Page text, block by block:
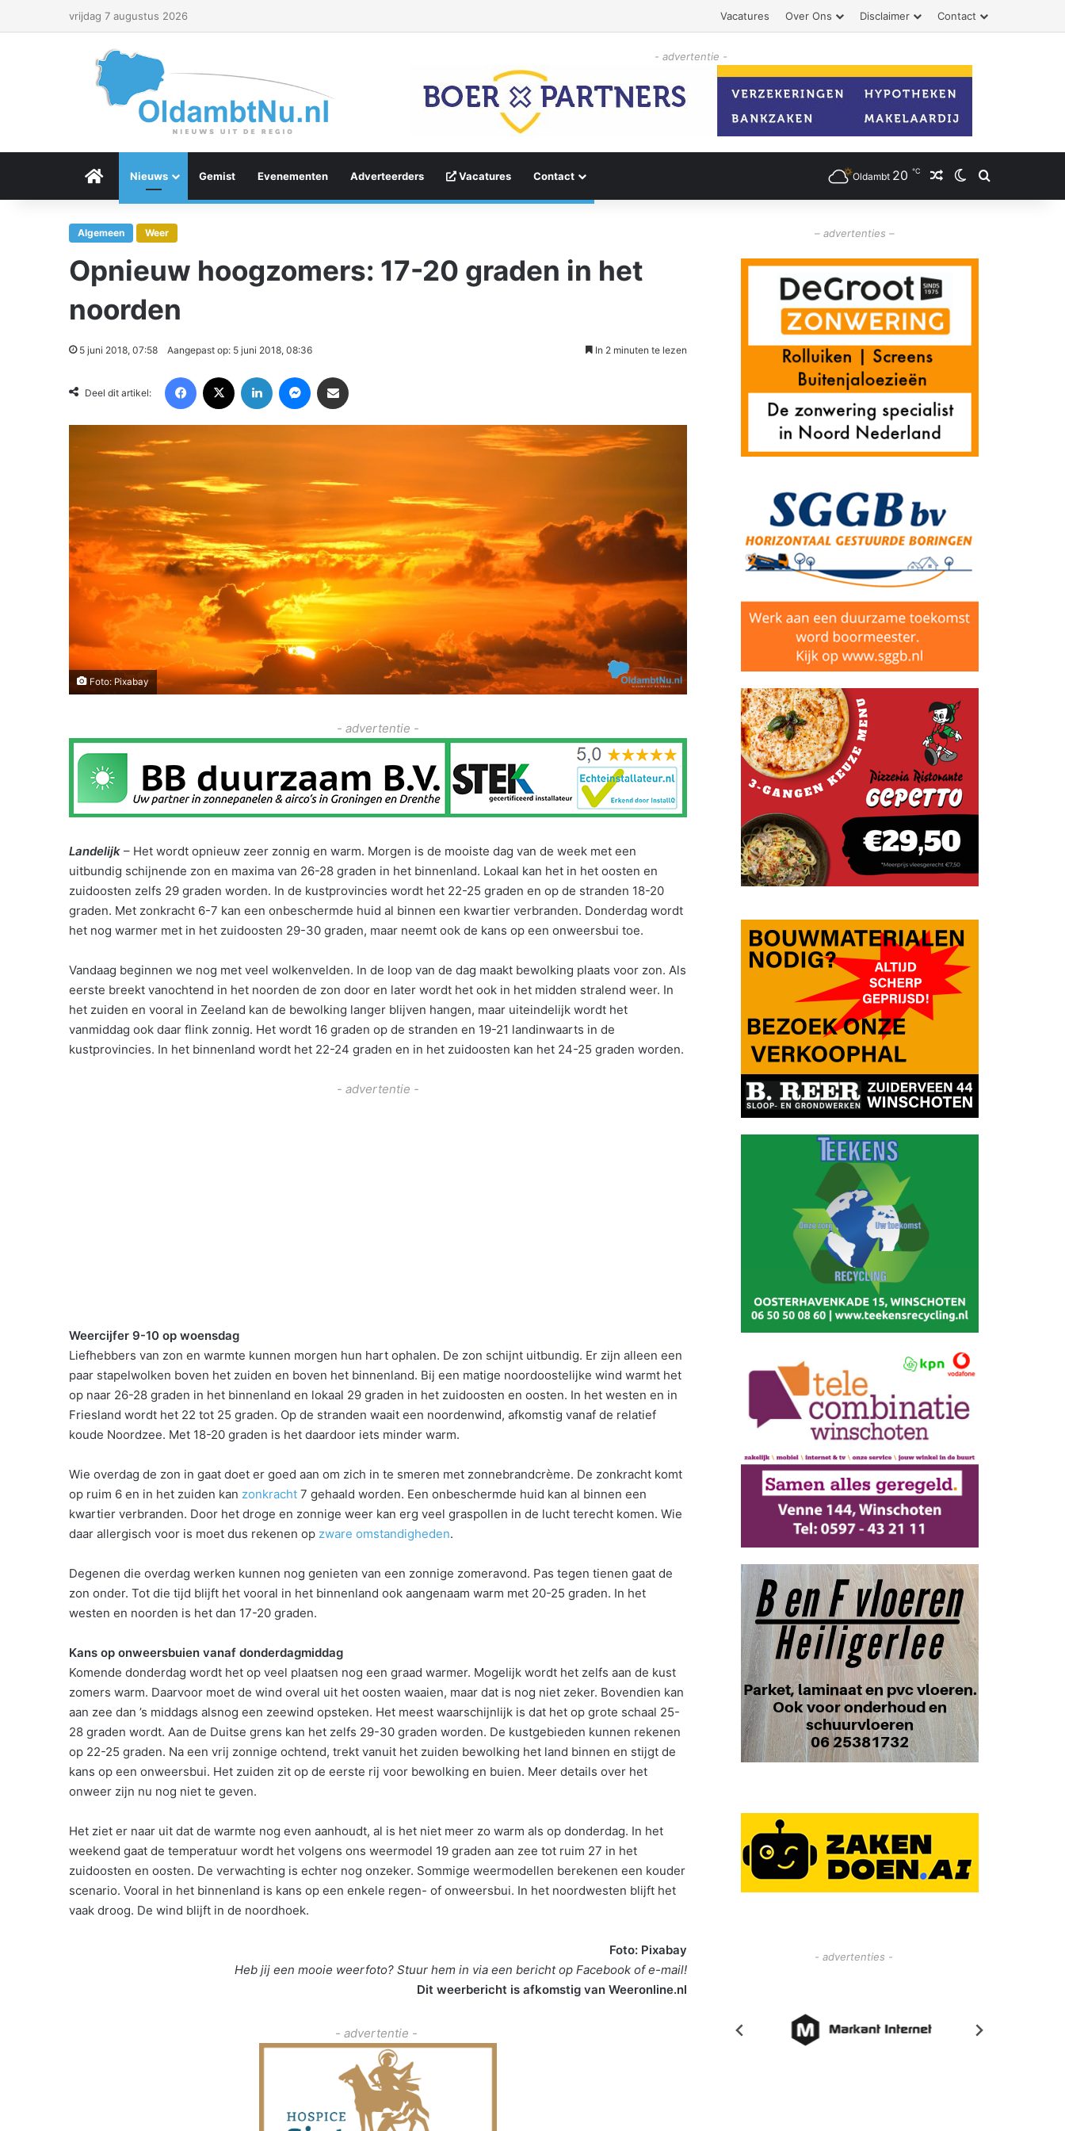
vrijdag 7 augustus 2026 Vacatures Over Ons Disclaimer Contact
- advertentie -
Menu Item
Nieuws Gemist Evenementen Adverteerders Vacatures Contact Oldambt 20 ℃ Willekeurig artikel
Switch skin
Zoeken
Algemeen Weer
Opnieuw hoogzomers: 17-20 graden in het
noorden
5 juni 2018, 07:58 Aangepast op: 5 juni 2018, 08:36 In 2 minuten te lezen
Deel dit artikel:
Foto: Pixabay
- advertentie -
Landelijk – Het wordt opnieuw zeer zonnig en warm. Morgen is de mooiste dag van de week met een
uitbundig schijnende zon en maxima van 26-28 graden in het binnenland. Lokaal kan het in het oosten en
zuidoosten zelfs 29 graden worden. In de kustprovincies wordt het 22-25 graden en op de stranden 18-20
graden. Met zonkracht 6-7 kan een onbeschermde huid al binnen een kwartier verbranden. Donderdag wordt
het nog warmer met in het zuidoosten 29-30 graden, maar neemt ook de kans op een onweersbui toe.
Vandaag beginnen we nog met veel wolkenvelden. In de loop van de dag maakt bewolking plaats voor zon. Als
eerste breekt vanochtend in het noorden de zon door en later wordt het ook in het midden stralend weer. In
het zuiden en vooral in Zeeland kan de bewolking langer blijven hangen, maar uiteindelijk wordt het
vanmiddag ook daar flink zonnig. Het wordt 16 graden op de stranden en 19-21 landinwaarts in de
kustprovincies. In het binnenland wordt het 22-24 graden en in het zuidoosten kan het 24-25 graden worden.
- advertentie -
Weercijfer 9-10 op woensdag
Liefhebbers van zon en warmte kunnen morgen hun hart ophalen. De zon schijnt uitbundig. Er zijn alleen een
paar stapelwolken boven het zuiden en boven het binnenland. Bij een matige noordoostelijke wind warmt het
op naar 26-28 graden in het binnenland en lokaal 29 graden in het zuidoosten en oosten. In het westen en in
Friesland wordt het 22 tot 25 graden. Op de stranden waait een noordenwind, afkomstig vanaf de relatief
koude Noordzee. Met 18-20 graden is het daardoor iets minder warm.
Wie overdag de zon in gaat doet er goed aan om zich in te smeren met zonnebrandcrème. De zonkracht komt
op ruim 6 en in het zuiden kan zonkracht 7 gehaald worden. Een onbeschermde huid kan al binnen een
kwartier verbranden. Door het droge en zonnige weer kan erg veel graspollen in de lucht terecht komen. Wie
daar allergisch voor is moet dus rekenen op zware omstandigheden.
Degenen die overdag werken kunnen nog genieten van een zonnige zomeravond. Pas tegen tienen gaat de
zon onder. Tot die tijd blijft het vooral in het binnenland ook aangenaam warm met 20-25 graden. In het
westen en noorden is het dan 17-20 graden.
Kans op onweersbuien vanaf donderdagmiddag
Komende donderdag wordt het op veel plaatsen nog een graad warmer. Mogelijk wordt het zelfs aan de kust
zomers warm. Daarvoor moet de wind overal uit het oosten waaien, maar dat is nog niet zeker. Bovendien kan
aan zee dan ’s middags alsnog een zeewind opsteken. Het meest waarschijnlijk is dat het op grote schaal 25-
28 graden wordt. Aan de Duitse grens kan het zelfs 29-30 graden worden. De kustgebieden kunnen rekenen
op 22-25 graden. Na een vrij zonnige ochtend, trekt vanuit het zuiden bewolking het land binnen en stijgt de
kans op een onweersbui. Het zuiden zit op de eerste rij voor bewolking en buien. Meer details over het
onweer zijn nu nog niet te geven.
Het ziet er naar uit dat de warmte nog even aanhoudt, al is het niet meer zo warm als op donderdag. In het
weekend gaat de temperatuur wordt het volgens ons weermodel 19 graden aan zee tot ruim 27 in het
zuidoosten en oosten. De verwachting is echter nog onzeker. Sommige weermodellen berekenen een kouder
scenario. Vooral in het binnenland is kans op een enkele regen- of onweersbui. In het noordwesten blijft het
vaak droog. De wind blijft in de noordhoek.
Foto: Pixabay
Heb jij een mooie weerfoto? Stuur hem in via een bericht op Facebook of e-mail!
Dit weerbericht is afkomstig van Weeronline.nl
- advertentie -
– advertenties –
- advertenties -